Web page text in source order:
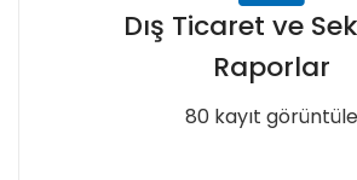
Dış Ticaret ve
Raporlar
80 kayıt görüntüle